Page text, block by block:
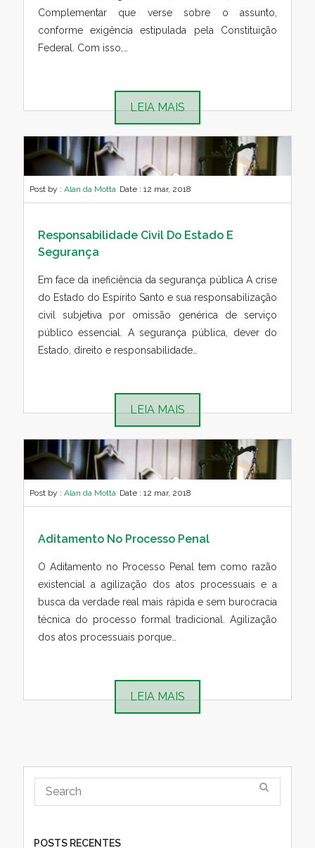
Complementar que verse sobre o assunto,
conforme exigência estipulada pela Constituição
Federal. Com isso,…
LEIA MAIS
Post by : Alan da Motta Date : 12 mar, 2018
Responsabilidade Civil Do Estado E
Segurança
Em face da ineficiência da segurança pública A crise
do Estado do Espírito Santo e sua responsabilização
civil subjetiva por omissão genérica de serviço
público essencial. A segurança pública, dever do
Estado, direito e responsabilidade…
LEIA MAIS
Post by : Alan da Motta Date : 12 mar, 2018
Aditamento No Processo Penal
O Aditamento no Processo Penal tem como razão
existencial a agilização dos atos processuais e a
busca da verdade real mais rápida e sem burocracia
técnica do processo formal tradicional. Agilização
dos atos processuais porque…
LEIA MAIS
POSTS RECENTES